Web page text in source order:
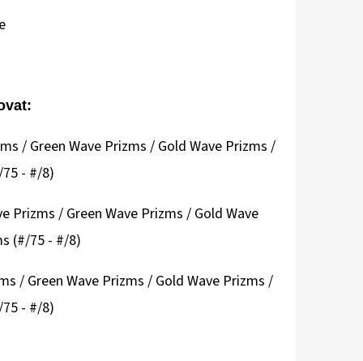
/ Green Wave Prizms / Gold Wave Prizms /
- #/8)
Prizms / Green Wave Prizms / Gold Wave
(#/75 - #/8)
/ Green Wave Prizms / Gold Wave Prizms /
- #/8)